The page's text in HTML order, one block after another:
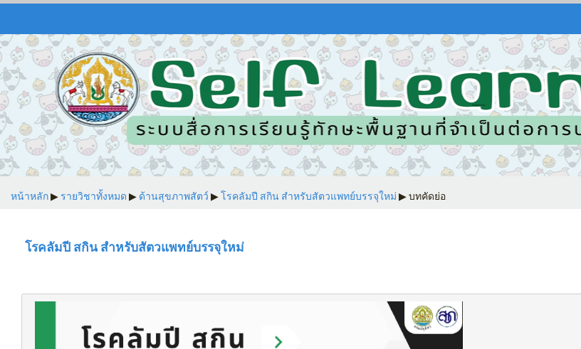
หน้าหลัก▶︎ รายวิชาทั้งหมด ▶︎ ด้านสุขภาพสัตว์ ▶︎โรคลัมปี สกิน สำหรับสัตวแพทย์บรรจุใหม่ ▶︎บทคัดย่อ
โรคลัมปี สกิน สำหรับสัตวแพทย์บรรจุใหม่